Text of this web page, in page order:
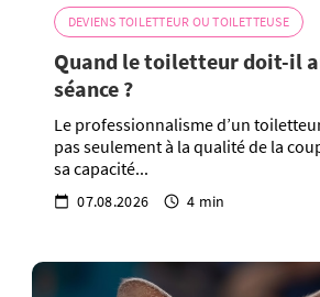
DEVIENS TOILETTEUR OU TOILETTEUSE
Quand le toiletteur doit-il
séance ?
Le professionnalisme d’un
pas seulement à la qualité de la
sa capacité...
07.08.2026 4 min